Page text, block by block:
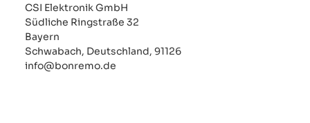
CSI Elektronik GmbH
Südliche Ringstraße 32
Bayern
Schwabach, Deutschland, 91126
info@bonremo.de